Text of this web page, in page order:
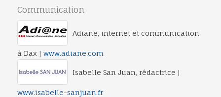
Communication
Adiane, internet et communication
à Dax | www.adiane.com
Isabelle San Juan, rédactrice |
www.isabelle-sanjuan.fr